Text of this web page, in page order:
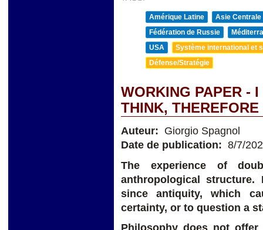
Amérique Latine
Asie Centrale
Fédération de Russie
USA
Système international et
Défense/Stratégie
WORKING PAPER -
THINK, THEREFORE
Auteur: Giorgio Spagnol
Date de publication: 8/7/
The experience of
anthropological
since antiquity, which
certainty, or to question a